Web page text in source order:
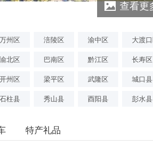
查看更
万州区 涪陵区 渝中区 大渡
渝北区 巴南区 黔江区 长寿区
开州区 梁平区 武隆区 城口县
石柱县 秀山县 酉阳县 彭水县
特产礼品